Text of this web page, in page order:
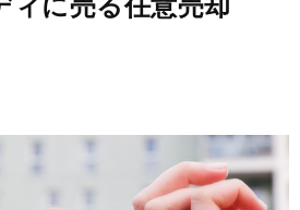
ィに売る任意売却